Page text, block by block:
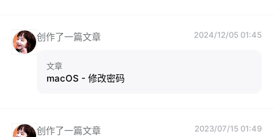
创作了一篇文章 2024/12/05 01:45
文章
macOS - 修改密码
创作了一篇文章 2023/07/15 01:49